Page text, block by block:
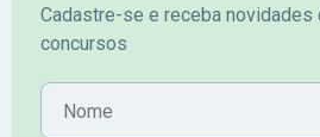
Cadastre-se e receba novidades
concursos
Nome